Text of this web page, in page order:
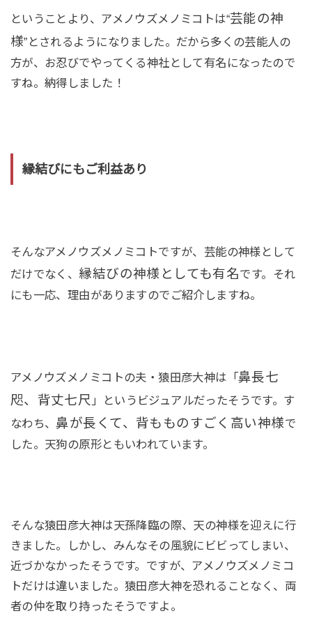
ということより、アメノウズメノミコトは“芸能の神
様”とされるようになりました。だから多くの芸能人の
方が、お忍びでやってくる神社として有名になったので
すね。納得しました！
縁結びにもご利益あり
そんなアメノウズメノミコトですが、芸能の神様として
だけでなく、 縁結びの神様としても有名です。それ
にも一応、理由がありますのでご紹介しますね。
アメノウズメノミコトの夫・猿田彦大神は「鼻長七
咫、背丈七尺 」というビジュアルだったそうです。す
なわち、鼻が長くて、背もものすごく高い神様で
した。 天狗の原形ともいわれています。
そんな猿田彦大神は天孫降臨の際、天の神様を迎えに行
きました。しかし、みんなその風貌にビビってしまい、
近づかなかったそうです。ですが、アメノウズメノミコ
トだけは違いました。猿田彦大神を恐れることなく、両
者の仲を取り持ったそうですよ。